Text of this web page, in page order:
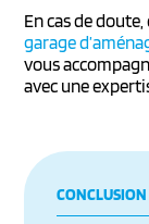
En cas de
garage
vous
avec une